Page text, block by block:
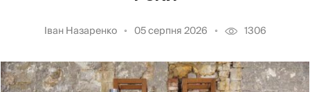
Іван Назаренко 05 серпня 2026 1306